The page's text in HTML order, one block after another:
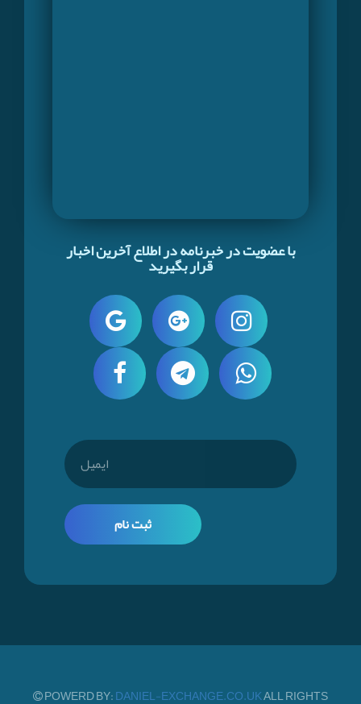
با عضویت در خبرنامه در اطلاع آخرین اخبار
قرار بگیرید
ثبت نام
POWERD BY:DANIEL-EXCHANGE.CO.UKALL RIGHTS